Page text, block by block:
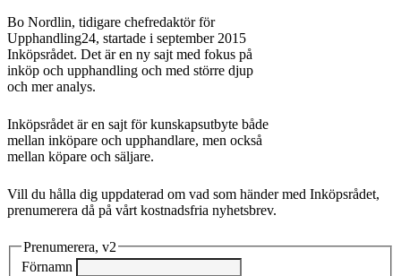
Bo Nordlin, tidigare chefredaktör för
Upphandling24, startade i september 2015
Inköpsrådet. Det är en ny sajt med fokus på
inköp och upphandling och med större djup
och mer analys.
Inköpsrådet är en sajt för kunskapsutbyte både
mellan inköpare och upphandlare, men också
mellan köpare och säljare.
Vill du hålla dig uppdaterad om vad som händer med Inköpsrådet,
prenumerera då på vårt kostnadsfria nyhetsbrev.
Prenumerera, v2
Förnamn